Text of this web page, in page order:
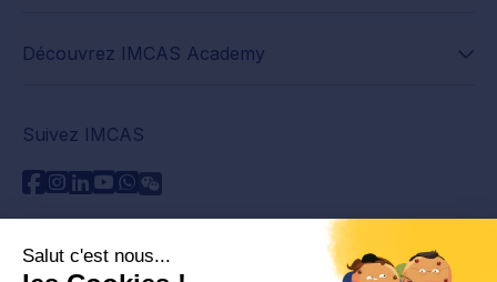
Découvrez IMCAS Academy
Suivez IMCAS
Besoin d'aide ?